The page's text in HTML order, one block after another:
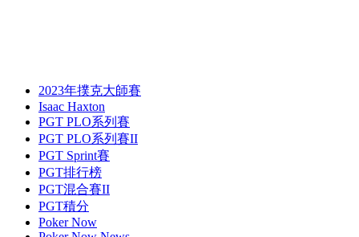
2023年撲克大師賽
Isaac Haxton
PGT PLO系列賽
PGT PLO系列賽II
PGT Sprint賽
PGT排行榜
PGT混合賽II
PGT積分
Poker Now